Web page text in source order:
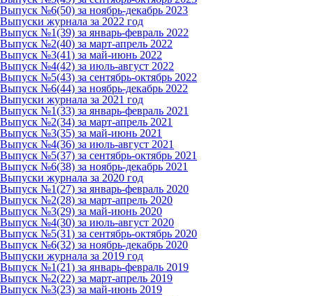
Выпуск №6(50) за ноябрь-декабрь 2023
Выпуски журнала за 2022 год
Выпуск №1(39) за январь-февраль 2022
Выпуск №2(40) за март-апрель 2022
Выпуск №3(41) за май-июнь 2022
Выпуск №4(42) за июль-август 2022
Выпуск №5(43) за сентябрь-октябрь 2022
Выпуск №6(44) за ноябрь-декабрь 2022
Выпуски журнала за 2021 год
Выпуск №1(33) за январь-февраль 2021
Выпуск №2(34) за март-апрель 2021
Выпуск №3(35) за май-июнь 2021
Выпуск №4(36) за июль-август 2021
Выпуск №5(37) за сентябрь-октябрь 2021
Выпуск №6(38) за ноябрь-декабрь 2021
Выпуски журнала за 2020 год
Выпуск №1(27) за январь-февраль 2020
Выпуск №2(28) за март-апрель 2020
Выпуск №3(29) за май-июнь 2020
Выпуск №4(30) за июль-август 2020
Выпуск №5(31) за сентябрь-октябрь 2020
Выпуск №6(32) за ноябрь-декабрь 2020
Выпуски журнала за 2019 год
Выпуск №1(21) за январь-февраль 2019
Выпуск №2(22) за март-апрель 2019
Выпуск №3(23) за май-июнь 2019